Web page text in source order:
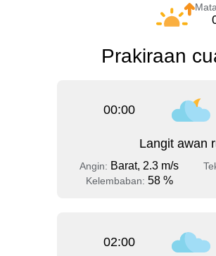
Prakiraan
00:00
Langit awan
Angin: Barat, 2.3 m/s
Kelembaban: 58 %
02:00